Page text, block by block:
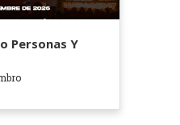
Personas Y